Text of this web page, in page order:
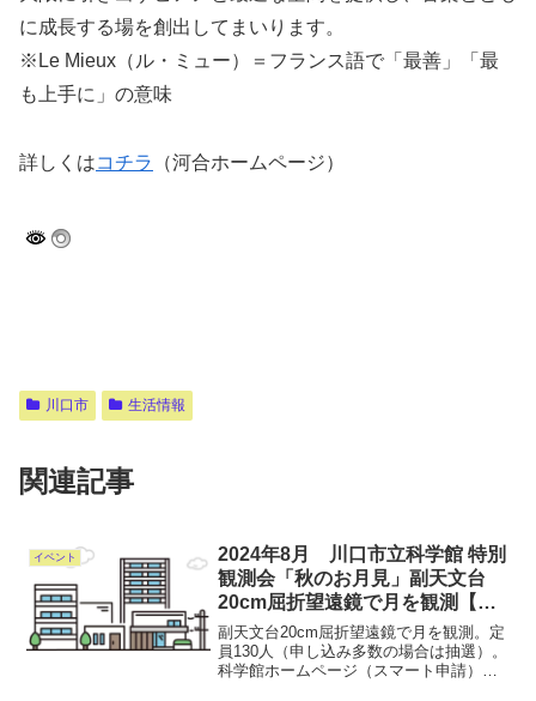
に成長する場を創出してまいります。
※Le Mieux（ル・ミュー）＝フランス語で「最善」「最
も上手に」の意味
詳しくはコチラ （河合ホームページ）
川口市 生活情報
関連記事
イベント
2024年8月 川口市立科学館 特別
観測会「秋のお月見」副天文台
20cm屈折望遠鏡で月を観測【R6
9/14 定員130名 参加費無料】
副天文台20cm屈折望遠鏡で月を観測。定
員130人（申し込み多数の場合は抽選）。
科学館ホームページ（スマート申請）で